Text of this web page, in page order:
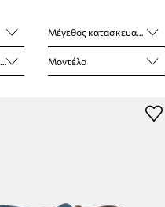
Μέγεθος κατασκευαστή
Μοντέλο